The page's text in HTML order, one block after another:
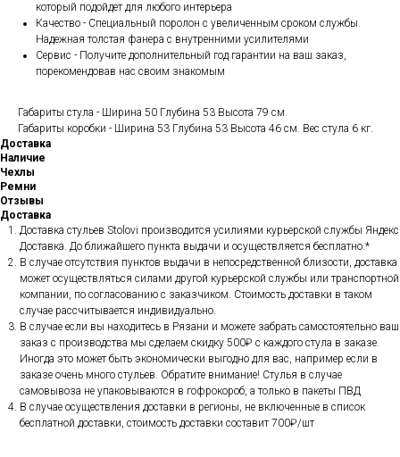
который подойдет для любого интерьера
Качество - Специальный поролон с увеличенным сроком службы.
Надежная толстая фанера с внутренними усилителями
Сервис - Получите дополнительный год гарантии на ваш заказ,
порекомендовав нас своим знакомым
Габариты стула - Ширина 50 Глубина 53 Высота 79 см.
Габариты коробки - Ширина 53 Глубина 53 Высота 46 см. Вес стула 6 кг.
Доставка
Наличие
Чехлы
Ремни
Отзывы
Доставка
Доставка стульев Stolovi производится усилиями курьерской службы Яндекс
Доставка. До ближайшего пункта выдачи и осуществляется бесплатно.*
В случае отсутствия пунктов выдачи в непосредственной близости, доставка
может осуществляться силами другой курьерской службы или транспортной
компании, по согласованию с заказчиком. Стоимость доставки в таком
случае рассчитывается индивидуально.
В случае если вы находитесь в Рязани и можете забрать самостоятельно ваш
заказ с производства мы сделаем скидку 500₽ с каждого стула в заказе.
Иногда это может быть экономически выгодно для вас, например если в
заказе очень много стульев. Обратите внимание! Стулья в случае
самовывоза не упаковываются в гофрокороб, а только в пакеты ПВД
В случае осуществления доставки в регионы, не включенные в список
бесплатной доставки, стоимость доставки составит 700₽/шт